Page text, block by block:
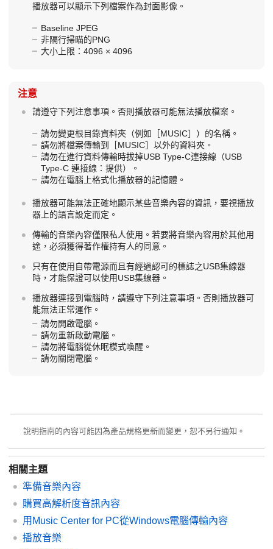
播放器可以顯示下列檔案作為封面影像。
Baseline JPEG
非隔行掃瞄的PNG
大小上限：4096 × 4096
注意
請遵守下列注意事項。否則播放器可能無法播放檔案。
請勿變更根目錄資料夾（例如［MUSIC］）的名稱。
請勿將檔案傳輸到［MUSIC］以外的資料夾。
請勿在進行資料傳輸時拔掉USB Type-C連接線（USB
Type-C 連接線：提供）。
請勿在電腦上格式化播放器的記憶體。
播放器可能無法正確地顯示某些音樂內容的資訊，要視播放
器上的語言設定而定。
傳輸的音樂內容僅限私人使用。若要將音樂內容用於其他用
途，必須獲得著作權持有人的同意。
只有在使用自帶電源而且有經過認可的標誌之USB集線器
時，才能保證可以使用USB集線器。
播放器連接到電腦時，請遵守下列注意事項。否則播放器可
能無法正常運作。
請勿開啟電腦。
請勿重新啟動電腦。
請勿將電腦從休眠模式喚醒。
請勿關閉電腦。
說明指南的內容可能因為產品規格更新而變更，恕不另行通知。
相關主題
準備音樂內容
購買高解析度音訊內容
用Music Center for PC從Windows電腦傳輸內容
播放音樂